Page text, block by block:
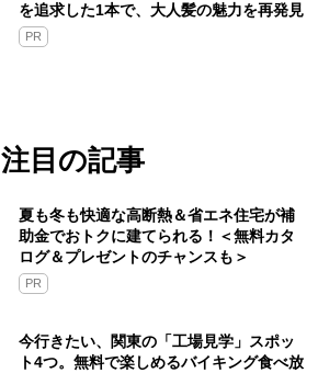
を追求した1本で、大人髪の魅力を再発見
PR
注目の記事
夏も冬も快適な高断熱＆省エネ住宅が補
助金でおトクに建てられる！＜無料カタ
ログ＆プレゼントのチャンスも＞
PR
今行きたい、関東の「工場見学」スポッ
ト4つ。無料で楽しめるバイキング食べ放